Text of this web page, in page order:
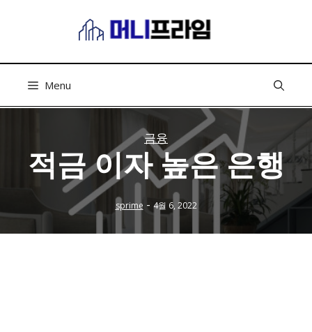
로
뛰
Menu
금융
적금 이자 높은 은행
sprime - 4월 6, 2022